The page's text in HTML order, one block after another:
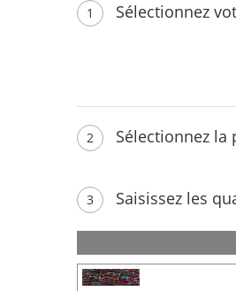
1 Sélectionnez
2 Sélectionnez
3 Saisissez les